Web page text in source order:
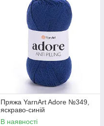
Пряжа YarnArt Adore №349,
яскраво-синій
В наявності